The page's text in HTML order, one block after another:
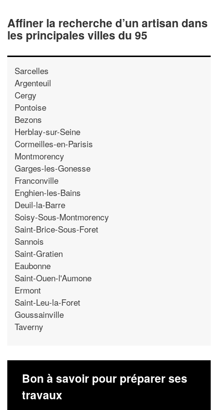
Affiner la recherche d’un artisan dans
les principales villes du 95
Sarcelles
Argenteuil
Cergy
Pontoise
Bezons
Herblay-sur-Seine
Cormeilles-en-Parisis
Montmorency
Garges-les-Gonesse
Franconville
Enghien-les-Bains
Deuil-la-Barre
Soisy-Sous-Montmorency
Saint-Brice-Sous-Foret
Sannois
Saint-Gratien
Eaubonne
Saint-Ouen-l'Aumone
Ermont
Saint-Leu-la-Foret
Goussainville
Taverny
Bon à savoir pour préparer ses
travaux